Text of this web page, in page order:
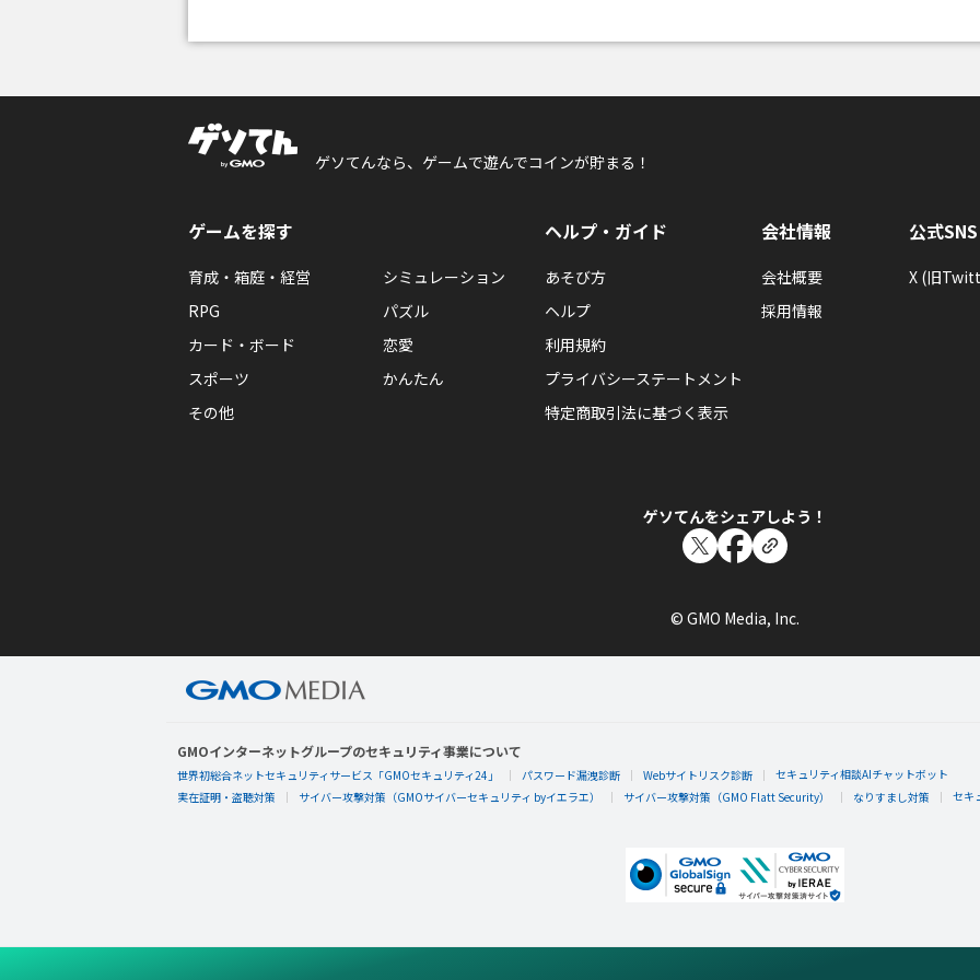
ゲソてんなら、ゲームで遊んでコインが貯まる！
ゲームを探す
育成・箱庭・経営
シミュレーション
RPG
パズル
カード・ボード
恋愛
スポーツ
かんたん
その他
ヘルプ・ガイド
あそび方
ヘルプ
利用規約
プライバシーステートメント
特定商取引法に基づく表示
会社情報
会社概要
採用情報
公式SNS
X (旧
ゲソてんをシェアしよう！
© GMO Media, Inc.
GMOインターネットグループのセキュリティ事業について
世界初総合ネットセキュリティサービス「GMOセキュリティ24」 パスワード漏洩診断 Webサイトリスク診断
セキュリティ相談AIチャットボット
実在証明・盗聴対策
サイバー攻撃対策（GMOサイバーセキュリティ byイエラエ） サイバー攻撃対策（GMO Flatt Security） なりすまし対策 セキ